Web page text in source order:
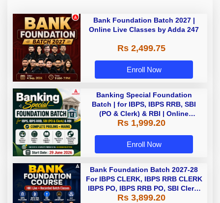
Bank Foundation Batch 2027 |
Online Live Classes by Adda 247
Rs 2,499.75
Enroll Now
Banking Special Foundation
Batch | for IBPS, IBPS RRB, SBI
(PO & Clerk) & RBI | Online
Classes By Adda247
Rs 1,999.20
Enroll Now
Bank Foundation Batch 2027-28
For IBPS CLERK, IBPS RRB CLERK
IBPS PO, IBPS RRB PO, SBI Clerk,
and Insurance with Books |
Rs 3,899.20